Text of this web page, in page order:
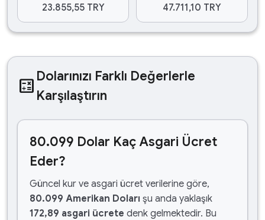
23.855,55 TRY
47.711,10 TRY
calculate Dolarınızı Farklı Değerlerle
Karşılaştırın
80.099 Dolar Kaç Asgari Ücret
Eder?
Güncel kur ve asgari ücret verilerine göre,
80.099 Amerikan Doları şu anda yaklaşık
172,89 asgari ücrete denk gelmektedir. Bu